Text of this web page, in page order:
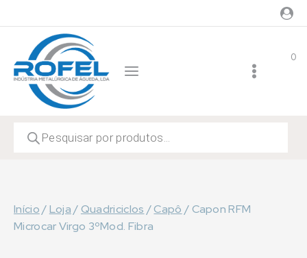
to
content
0
search
Início/Loja /Quadriciclos /Capô /Capon RFM
Microcar Virgo 3ºMod. Fibra